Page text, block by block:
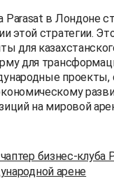
Parasat в Лондоне
этой стратегии.
для
для
проекты,
на мировой
бизнес-клуба
арене